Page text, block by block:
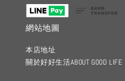
網站地圖
本店地址
關於好好生活ABOUT GOOD LIFE